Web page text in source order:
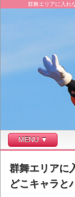
群舞エリアに入れ
MENU ▼
群舞エリアに
どこキャラと